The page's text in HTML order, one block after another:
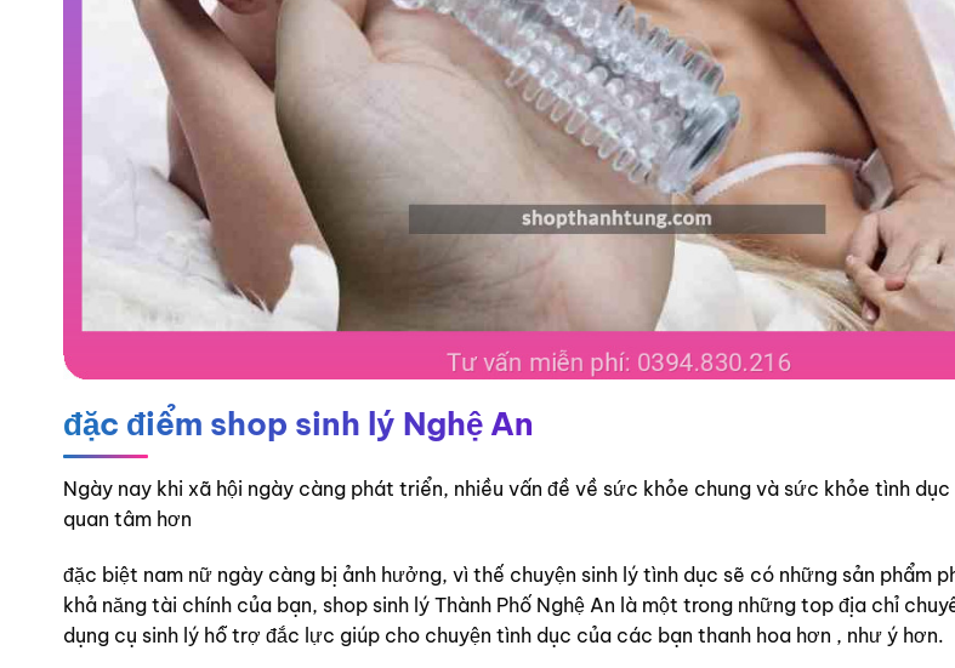
đặc điểm shop sinh lý Nghệ An
Ngày nay khi xã hội ngày càng phát triển, nhiều vấn đề về sức khỏe chung và sức khỏe tình
quan tâm hơn
đặc biệt nam nữ ngày càng bị ảnh hưởng, vì thế chuyện sinh lý tình dục sẽ có những sản phẩm
khả năng tài chính của bạn, shop sinh lý Thành Phố Nghệ An là một trong những top địa chỉ
dụng cụ sinh lý hỗ trợ đắc lực giúp cho chuyện tình dục của các bạn thanh hoa hơn , như ý hơn.